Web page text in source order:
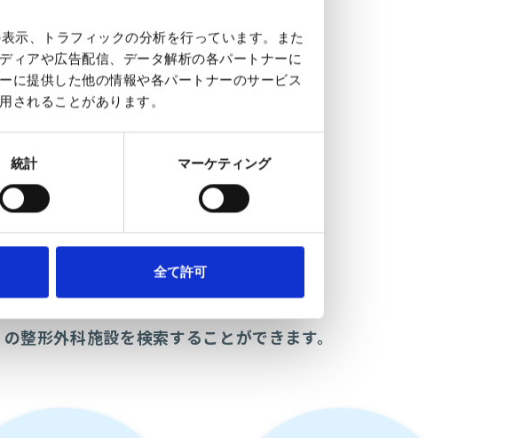
示、トラフィックの分析を行っています。また
ィアや広告配信、データ解析の各パートナーに
に提供した他の情報や各パートナーのサービス
されることがあります。
統計 マーケティング
全て許可
整形外科施設を検索することができます。